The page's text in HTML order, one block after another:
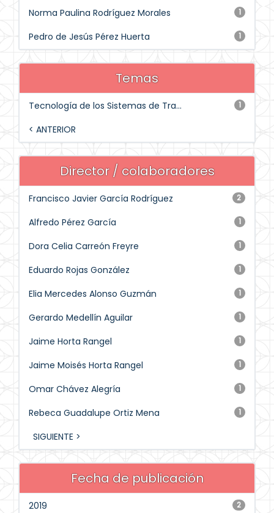
1
Norma Paulina Rodríguez Morales
1
Pedro de Jesús Pérez Huerta
Temas
1
Tecnología de los Sistemas de Tra...
< ANTERIOR
Director / colaboradores
2
Francisco Javier García Rodríguez
1
Alfredo Pérez García
1
Dora Celia Carreón Freyre
1
Eduardo Rojas González
1
Elia Mercedes Alonso Guzmán
1
Gerardo Medellín Aguilar
1
Jaime Horta Rangel
1
Jaime Moisés Horta Rangel
1
Omar Chávez Alegría
1
Rebeca Guadalupe Ortiz Mena
SIGUIENTE >
Fecha de publicación
2
2019